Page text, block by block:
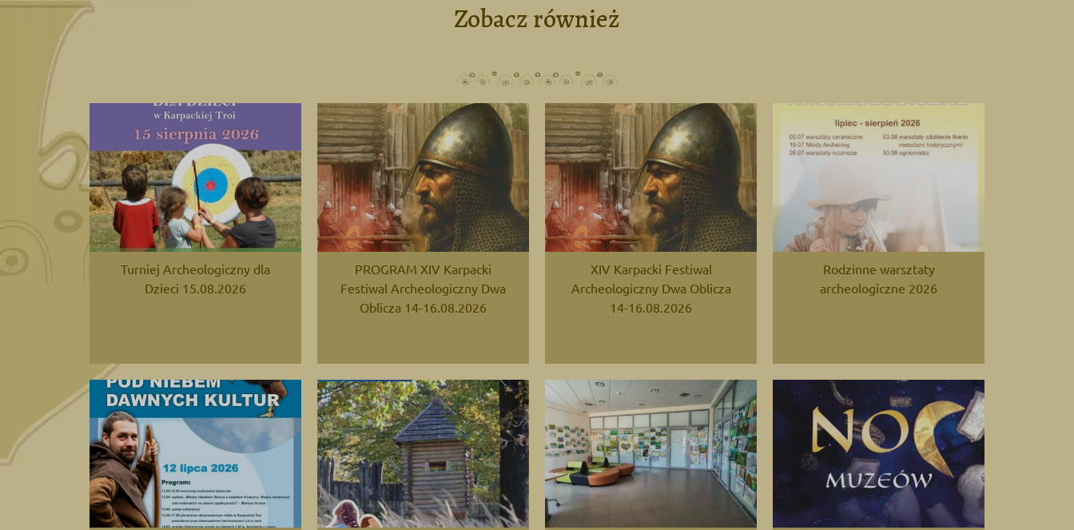
Zobacz również
Turniej Archeologiczny dla
Dzieci 15.08.2026
PROGRAM XIV Karpacki
Festiwal Archeologiczny Dwa
Oblicza 14-16.08.2026
XIV Karpacki Festiwal
Archeologiczny Dwa Oblicza
14-16.08.2026
Rodzinne warsztaty
archeologiczne 2026